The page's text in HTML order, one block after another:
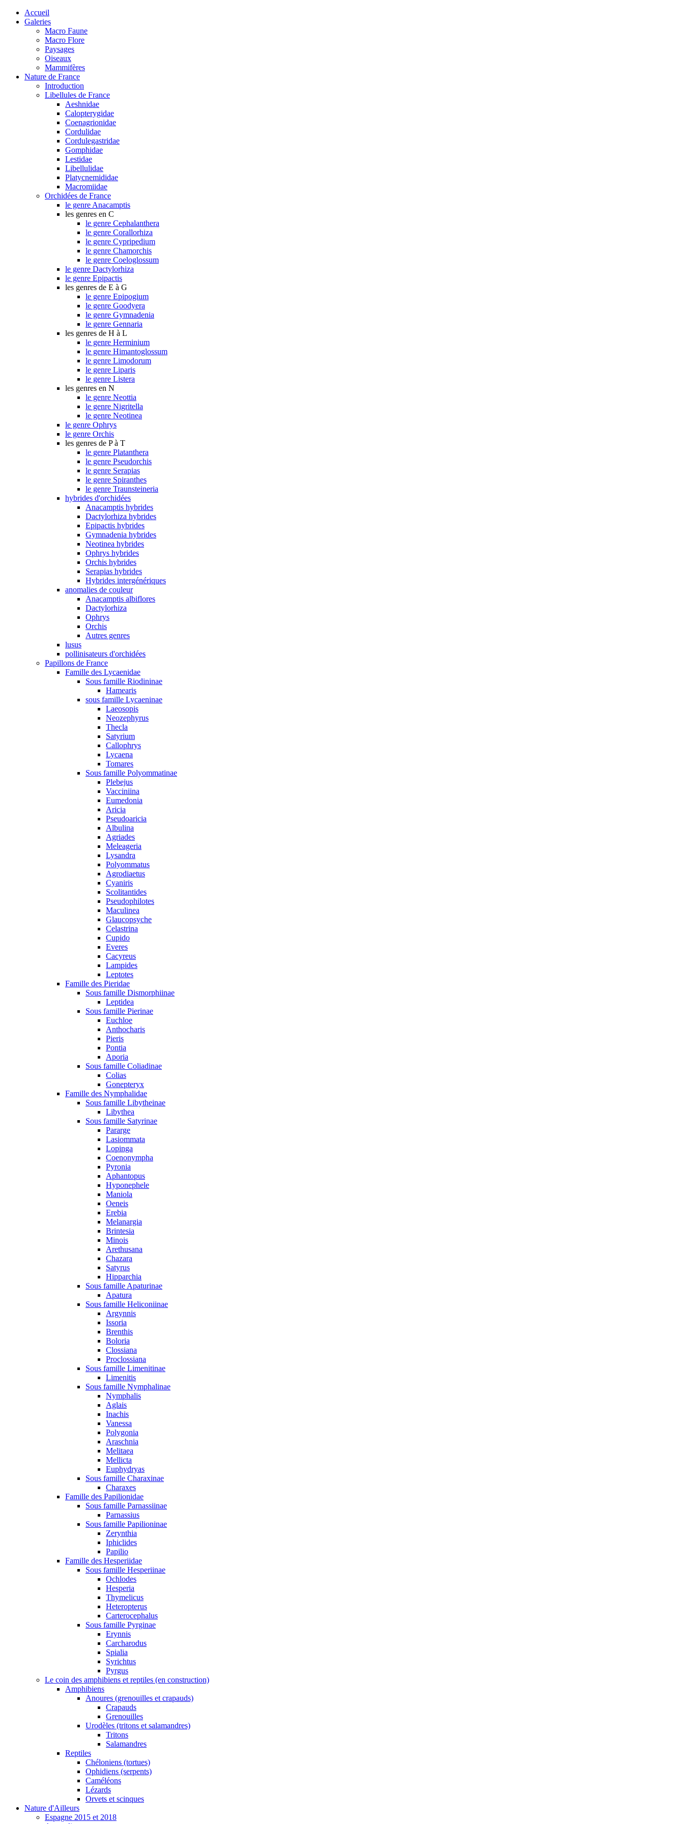
Accueil
Galeries
Macro Faune
Macro Flore
Paysages
Oiseaux
Mammifères
Nature de France
Introduction
Libellules de France
Aeshnidae
Calopterygidae
Coenagrionidae
Cordulidae
Cordulegastridae
Gomphidae
Lestidae
Libellulidae
Platycnemididae
Macromiidae
Orchidées de France
le genre Anacamptis
les genres en C
le genre Cephalanthera
le genre Corallorhiza
le genre Cypripedium
le genre Chamorchis
le genre Coeloglossum
le genre Dactylorhiza
le genre Epipactis
les genres de E à G
le genre Epipogium
le genre Goodyera
le genre Gymnadenia
le genre Gennaria
les genres de H à L
le genre Herminium
le genre Himantoglossum
le genre Limodorum
le genre Liparis
le genre Listera
les genres en N
le genre Neottia
le genre Nigritella
le genre Neotinea
le genre Ophrys
le genre Orchis
les genres de P à T
le genre Platanthera
le genre Pseudorchis
le genre Serapias
le genre Spiranthes
le genre Traunsteineria
hybrides d'orchidées
Anacamptis hybrides
Dactylorhiza hybrides
Epipactis hybrides
Gymnadenia hybrides
Neotinea hybrides
Ophrys hybrides
Orchis hybrides
Serapias hybrides
Hybrides intergénériques
anomalies de couleur
Anacamptis albiflores
Dactylorhiza
Ophrys
Orchis
Autres genres
lusus
pollinisateurs d'orchidées
Papillons de France
Famille des Lycaenidae
Sous famille Riodininae
Hamearis
sous famille Lycaeninae
Laeosopis
Neozephyrus
Thecla
Satyrium
Callophrys
Lycaena
Tomares
Sous famille Polyommatinae
Plebejus
Vacciniina
Eumedonia
Aricia
Pseudoaricia
Albulina
Agriades
Meleageria
Lysandra
Polyommatus
Agrodiaetus
Cyaniris
Scolitantides
Pseudophilotes
Maculinea
Glaucopsyche
Celastrina
Cupido
Everes
Cacyreus
Lampides
Leptotes
Famille des Pieridae
Sous famille Dismorphiinae
Leptidea
Sous famille Pierinae
Euchloe
Anthocharis
Pieris
Pontia
Aporia
Sous famille Coliadinae
Colias
Gonepteryx
Famille des Nymphalidae
Sous famille Libytheinae
Libythea
Sous famille Satyrinae
Pararge
Lasiommata
Lopinga
Coenonympha
Pyronia
Aphantopus
Hyponephele
Maniola
Oeneis
Erebia
Melanargia
Brintesia
Minois
Arethusana
Chazara
Satyrus
Hipparchia
Sous famille Apaturinae
Apatura
Sous famille Heliconiinae
Argynnis
Issoria
Brenthis
Boloria
Clossiana
Proclossiana
Sous famille Limenitinae
Limenitis
Sous famille Nymphalinae
Nymphalis
Aglais
Inachis
Vanessa
Polygonia
Araschnia
Melitaea
Mellicta
Euphydryas
Sous famille Charaxinae
Charaxes
Famille des Papilionidae
Sous famille Parnassiinae
Parnassius
Sous famille Papilioninae
Zerynthia
Iphiclides
Papilio
Famille des Hesperiidae
Sous famille Hesperiinae
Ochlodes
Hesperia
Thymelicus
Heteropterus
Carterocephalus
Sous famille Pyrginae
Erynnis
Carcharodus
Spialia
Syrichtus
Pyrgus
Le coin des amphibiens et reptiles (en construction)
Amphibiens
Anoures (grenouilles et crapauds)
Crapauds
Grenouilles
Urodèles (tritons et salamandres)
Tritons
Salamandres
Reptiles
Chéloniens (tortues)
Ophidiens (serpents)
Caméléons
Lézards
Orvets et scinques
Nature d'Ailleurs
Espagne 2015 et 2018